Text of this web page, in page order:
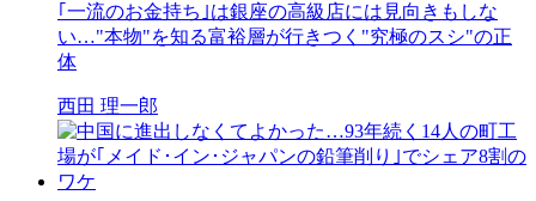
｢一流のお金持ち｣は銀座の高級店には見向きもしな
い…"本物"を知る富裕層が行きつく"究極のスシ"の正
体
西田 理一郎